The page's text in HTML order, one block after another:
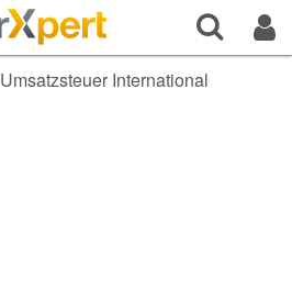
Umsatzsteuer International